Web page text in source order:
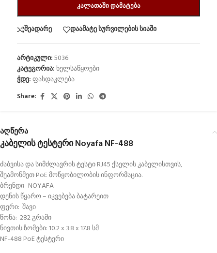
ᲙᲐᲚᲐᲗᲐᲨᲘ ᲓᲐᲛᲐᲢᲔᲑᲐ
შეადარე დაამატე სურვილების სიაში
არტიკული:5036
კატეგორია: ხელსაწყოები
ჭდე:ფასდაკლება
Share:
აღწერა
კაბელის ტესტერი Noyafa NF-488
ძაბვისა და სიმძლავრის ტესტი RJ45 ქსელის კაბელისთვის,
შეამოწმეთ PoE მოწყობილობის ინფორმაცია.
ბრენდი -NOYAFA
დენის წყარო – იკვებება ბატარეით
ფერი: შავი
წონა: 282 გრამი
ნივთის ზომები: 10.2 x 3.8 x 17.8 სმ
NF-488 PoE ტესტერი